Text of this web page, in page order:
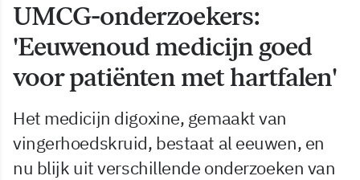
UMCG-onderzoekers:
'Eeuwenoud medicijn goed
voor patiënten met hartfalen'
Het medicijn digoxine, gemaakt van
vingerhoedskruid, bestaat al eeuwen, en
nu blijk uit verschillende onderzoeken van